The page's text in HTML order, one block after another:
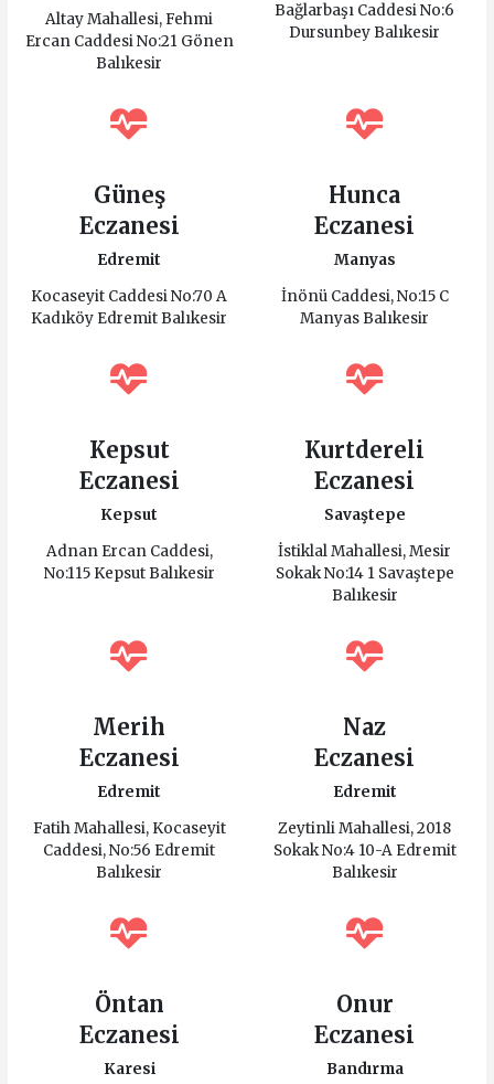
Altay Mahallesi, Fehmi
Ercan Caddesi No:21 Gönen
Balıkesir
Bağlarbaşı Caddesi No:6
Dursunbey Balıkesir
Güneş
Eczanesi
Edremit
Kocaseyit Caddesi No:70 A
Kadıköy Edremit Balıkesir
Hunca
Eczanesi
Manyas
İnönü Caddesi, No:15 C
Manyas Balıkesir
Kepsut
Eczanesi
Kepsut
Adnan Ercan Caddesi,
No:115 Kepsut Balıkesir
Kurtdereli
Eczanesi
Savaştepe
İstiklal Mahallesi, Mesir
Sokak No:14 1 Savaştepe
Balıkesir
Merih
Eczanesi
Edremit
Fatih Mahallesi, Kocaseyit
Caddesi, No:56 Edremit
Balıkesir
Naz
Eczanesi
Edremit
Zeytinli Mahallesi, 2018
Sokak No:4 10-A Edremit
Balıkesir
Öntan
Eczanesi
Karesi
Onur
Eczanesi
Bandırma